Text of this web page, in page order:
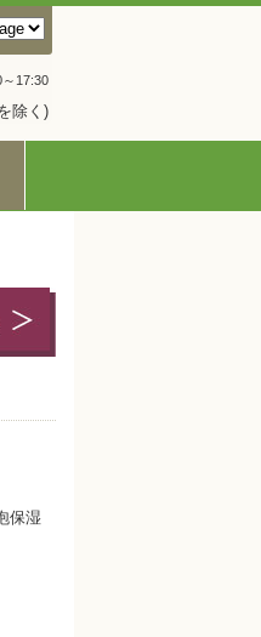
17:30
除く)
保湿